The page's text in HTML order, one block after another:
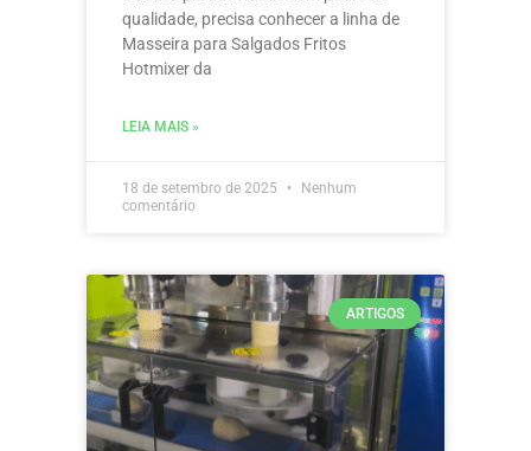
qualidade, precisa conhecer a linha de
Masseira para Salgados Fritos
Hotmixer da
LEIA MAIS »
18 de setembro de 2025
Nenhum
comentário
ARTIGOS